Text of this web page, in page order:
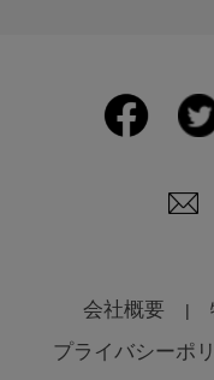
会社概要
プライバシーポ